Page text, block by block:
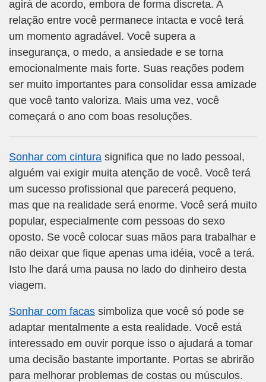
agirá de acordo, embora de forma discreta. A
relação entre você permanece intacta e você terá
um momento agradável. Você supera a
insegurança, o medo, a ansiedade e se torna
emocionalmente mais forte. Suas reações podem
ser muito importantes para consolidar essa amizade
que você tanto valoriza. Mais uma vez, você
começará o ano com boas resoluções.
Sonhar com cintura significa que no lado pessoal,
alguém vai exigir muita atenção de você. Você terá
um sucesso profissional que parecerá pequeno,
mas que na realidade será enorme. Você será muito
popular, especialmente com pessoas do sexo
oposto. Se você colocar suas mãos para trabalhar e
não deixar que fique apenas uma idéia, você a terá.
Isto lhe dará uma pausa no lado do dinheiro desta
viagem.
Sonhar com facas simboliza que você só pode se
adaptar mentalmente a esta realidade. Você está
interessado em ouvir porque isso o ajudará a tomar
uma decisão bastante importante. Portas se abrirão
para melhorar problemas de costas ou músculos.